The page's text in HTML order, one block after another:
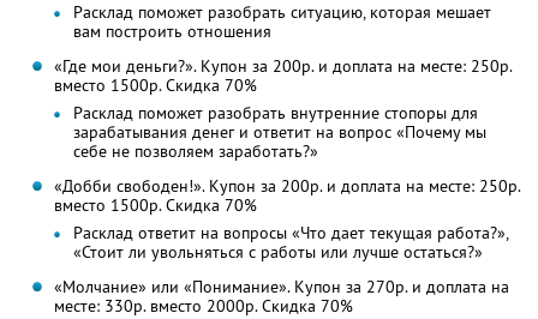
Расклад поможет разобрать ситуацию, которая мешает
вам построить отношения
«Где мои деньги?». Купон за 200р. и доплата на месте: 250р.
вместо 1500р. Скидка 70%
Расклад поможет разобрать внутренние стопоры для
зарабатывания денег и ответит на вопрос «Почему мы
себе не позволяем заработать?»
«Добби свободен!». Купон за 200р. и доплата на месте: 250р.
вместо 1500р. Скидка 70%
Расклад ответит на вопросы «Что дает текущая работа?»,
«Стоит ли увольняться с работы или лучше остаться?»
«Молчание» или «Понимание». Купон за 270р. и доплата на
месте: 330р. вместо 2000р. Скидка 70%